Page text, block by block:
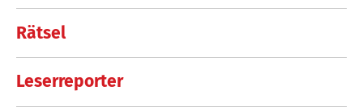
Rätsel
Leserreporter